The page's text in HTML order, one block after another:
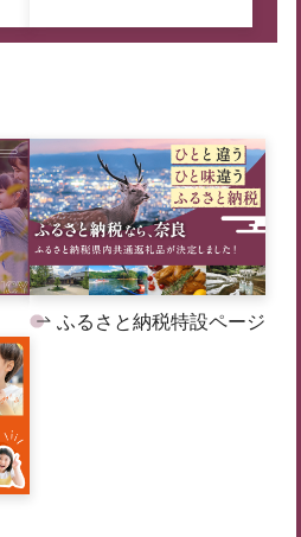
ふるさと納税特設ページ